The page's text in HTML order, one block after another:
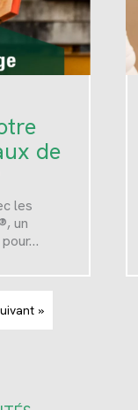
de
les
un
»